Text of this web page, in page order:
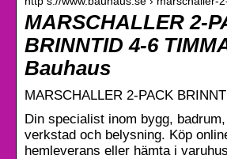
MARSCHALLER 2-
BRINNTID 4-6
Bauhaus
MARSCHALLER 2-PACK
Din specialist inom bygg,
verkstad och belysning. Köp
hemleverans eller hämta i